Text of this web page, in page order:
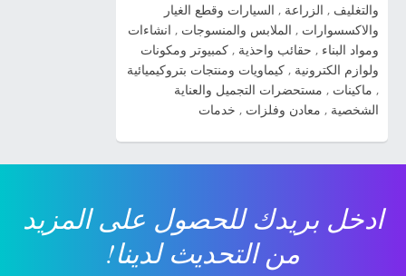
سيراتو 2014 شاهد صور السيارة » صورة سيارة
كيا ريو 2014 شاهد صور السيارة » صور سيارة كيا
kia cadenza 2014 شاهد صور السيارة » ...
والتغليف , الزراعة , السيارات وقطع الغيار
والاكسسوارات , الملابس والمنسوجات , انشاءات
ومواد البناء , حقائب واحذية , كمبيوتر ومكونات
ولوازم الكترونية , كيماويات ومنتجات بتروكيميائية
, ماكينات , مستحضرات التجميل والعناية
الشخصية , معادن وفلزات , خدمات
ادخل بريدك للحصول على المزيد
من التحديث لدينا!